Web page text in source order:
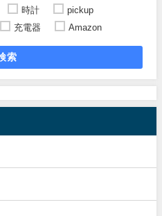
時計
pickup
充電器 Amazon
索